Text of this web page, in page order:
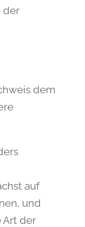
der
dem
auf
und
Art der